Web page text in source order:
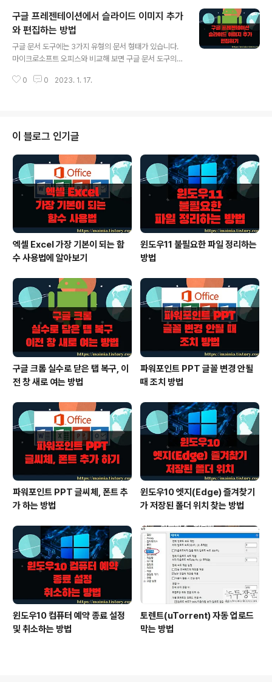
고 상단 도구 목록에서 배경 변경 버튼을 클릭합니다. ▼ 배경 대화상자가 나타
나면 색상 옵션을 클릭합니다. 색상표에서 실선 탭에 색상을 선택합니다. ▼ 색
상을 선택하고 나면 대화상자를 닫지 않고도 반영 결과를 확인할 수 있습니다.
▼ 색상 표에는 실선..
구글 프레젠테이션에서 슬라이드 이미지 추가
와 편집하는 방법
구글 문서 도구에는 3가지 유형의 문서 형태가 있습니다.
마이크로소프트 오피스와 비교해 보면 구글 문서 도구의
레젠테이션에서 슬라이드에 이미지를 빠르게 추가하는 방
서 문서를 선택합니다. ▼ 문서 홈페이지에서 왼쪽 상단에
더보기를 누르면 3가지 문서 형태가 나타납니다. 그 중에
서 프레젠테이션을 선택합니다. ▼ 프레젠테이션 화면에서
제일 왼쪽에 “+” 를 누르면 아무것도 없는 새로운 문서가
생성됩니다. 템플릿 갤러리에서 자신이 작성하고자 하는
문서와 유사한 것이 있다면 이용해 보세요. ▼ 새..
0 0 2023. 1. 17.
이 블로그 인기글
엑셀 Excel 가장 기본이 되는 함
수 사용법에 알아보기
윈도우11 불필요한 파일 정리하는
방법
구글 크롬 실수로 닫은 탭 복구, 이
전 창 새로 여는 방법
파워포인트 PPT 글꼴 변경 안될
때 조치 방법
파워포인트 PPT 글씨체, 폰트 추
가 하는 방법
윈도우10 엣지(Edge) 즐겨찾기
가 저장된 폴더 위치 찾는 방법
윈도우10 컴퓨터 예약 종료 설정
및 취소하는 방법
토렌트(uTorrent) 자동 업로드
막는 방법